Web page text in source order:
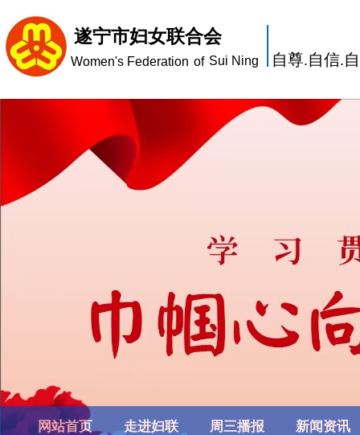
Women's Federation
遂宁市妇女联合会
of Sui Ning 自尊.自信.
网站首页 走进妇联 周三播报 新闻资讯